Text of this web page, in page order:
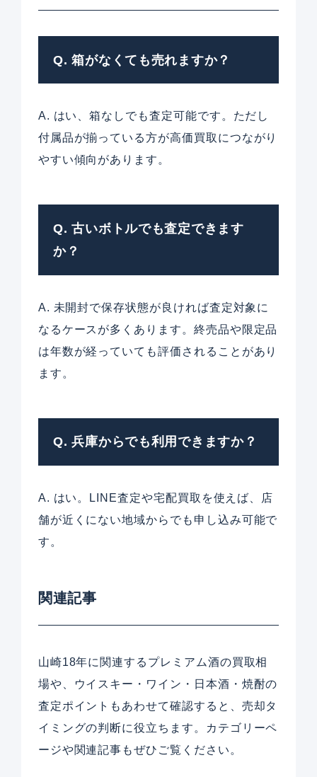
Q. 箱がなくても売れますか？
A. はい、箱なしでも査定可能です。ただし
付属品が揃っている方が高価買取につながり
やすい傾向があります。
Q. 古いボトルでも査定できます
か？
A. 未開封で保存状態が良ければ査定対象に
なるケースが多くあります。終売品や限定品
は年数が経っていても評価されることがあり
ます。
Q. 兵庫からでも利用できますか？
A. はい。LINE査定や宅配買取を使えば、店
舗が近くにない地域からでも申し込み可能で
す。
関連記事
山崎18年に関連するプレミアム酒の買取相
場や、ウイスキー・ワイン・日本酒・焼酎の
査定ポイントもあわせて確認すると、売却タ
イミングの判断に役立ちます。カテゴリーペ
ージや関連記事もぜひご覧ください。